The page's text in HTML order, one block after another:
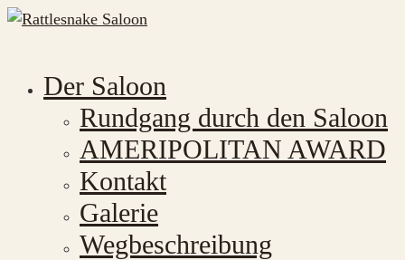
Der Saloon
Rundgang durch den Saloon
AMERIPOLITAN AWARD
Kontakt
Galerie
Wegbeschreibung